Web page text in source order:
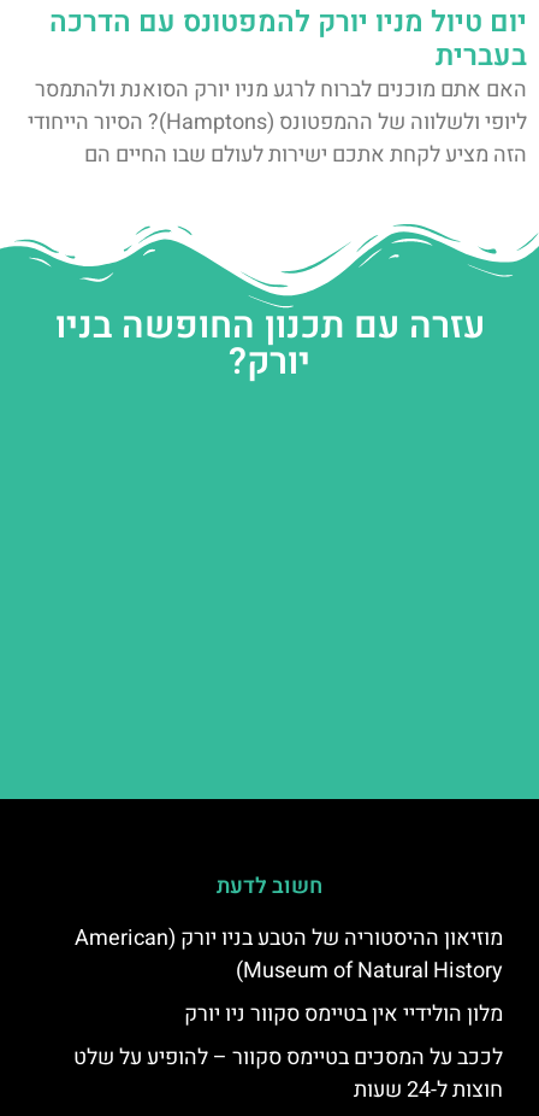
יום טיול מניו יורק להמפטונס עם הדרכה
בעברית
האם אתם מוכנים לברוח לרגע מניו יורק הסואנת ולהתמסר
ליופי ולשלווה של ההמפטונס (Hamptons)? הסיור הייחודי
הזה מציע לקחת אתכם ישירות לעולם שבו החיים הם
עזרה עם תכנון החופשה בניו
יורק?
חשוב לדעת
מוזיאון ההיסטוריה של הטבע בניו יורק (American
Museum of Natural History)
מלון הולידיי אין בטיימס סקוור ניו יורק
לככב על המסכים בטיימס סקוור – להופיע על שלט
חוצות ל-24 שעות